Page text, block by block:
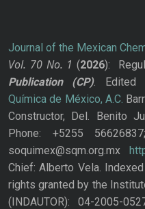
Journal of the Mexican
Vol. 70 No. 1 (2026):
Publication
(CP). Edited
Química de México, A.C.
Constructor, Del. Benito
Phone: +5255
soquimex@sqm.org.mx
Chief: Alberto Vela.
rights granted by the
(INDAUTOR): 04-2005-